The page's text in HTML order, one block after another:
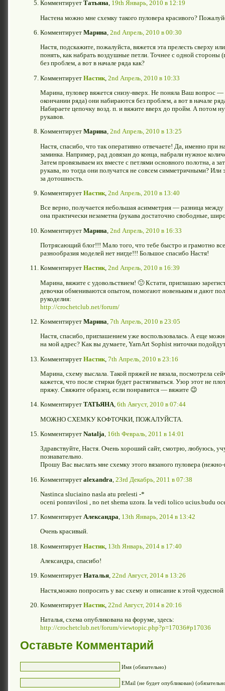
Комментирует Татьяна, 19th Январь, 2010 в 12:19
Настена можно мне схемку такого пуловера красивого?
Комментирует Марина 2nd Апрель, 2010 в 00:30
Настя, подскажите, пожалуйста, вяжется эта прелесть сверху
понять, как набрать воздушные петли. Точнее с одной стороны
без проблем, а вот в начале ряда как?
Комментирует Настик 2nd Апрель, 2010 в 10:33
Марина, пуловер вяжется снизу-вверх. Не поняла Ваш вопрос
окончании ряда) они набираются без проблем, а вот в начале
Набираете цепочку возд. п. и вяжите вверх до пройм. А потом
рукавов.
Комментирует Марина, 2nd Апрель, 2010 в 13:25
Настя, спасибо, что так оперативно отвечаете! Да, именно при
заминка. Например, рад довязан до конца, набрали нужное
Затем провязываем их вместе с петлями основного полотна, а
рукава, но тогда они получатся не совсем симметричными? Или
за дотошность.
Комментирует Настик 2nd Апрель, 2010 в 13:40
Все верно, получается небольшая асимметрия — разница
она практически незаметна (рукава достаточно свободные,
Комментирует Марина 2nd Апрель, 2010 в 16:33
Потрясающий блог!!! Мало того, что тебе быстро и грамотно все
разнообразия моделей нет нигде!!! Большое спасибо Настя!
Комментирует Настик, 2nd Апрель, 2010 в 16:39
Марина, вяжите с удовольствием! 🙂 Кстати, приглашаю
девочки обмениваются опытом, помогают новеньким и дают
рукоделия:
http://crochetclub.net/forum/
Комментирует Марина 7th Апрель, 2010 в 23:05
Настя, спасибо, приглашением уже воспользовалась. А еще
на мой адрес? Как вы думаете, YarnArt Sophist ниточки
Комментирует Настик 7th Апрель, 2010 в 23:16
Марина, схему выслала. Такой пряжей не вязала, посмотрела
кажется, что после стирки будет растягиваться. Узор этот не
пряжу. Свяжите образец, если понравится — вяжите 😉
Комментирует ТАТЬЯНА, 6th Август, 2010 в 07:44
МОЖНО СХЕМКУ КОФТОЧКИ, ПОЖАЛУЙСТА.
Комментирует Natalja 16th Февраль, 2011 в 14:01
Здравствуйте, Настя. Очень хороший сайт, смотрю, любуюсь,
познавательно.
Прошу Вас выслать мне схемку этого вязаного пуловера
Комментирует alexandra 23rd Декабрь, 2011 в 07:38
Nastinca sluciaino nasla atu prelesti -*
oceni ponravilosi , no net shema uzora. Ia vedi tolico ucius.budu
Комментирует Александра, 13th Январь, 2014 в 13:42
Очень красивый.
Комментирует Настик 13th Январь, 2014 в 17:40
Александра, спасибо!
Комментирует Наталья, 22nd Август, 2014 в 13:26
Настя,можно попросить у вас схему и описание к этой
Комментирует Настик, 22nd Август, 2014 в 20:16
Наталья, схема опубликована на форуме, здесь:
http://crochetclub.net/forum/viewtopic.php?p=17036#p17036
Оставьте Комментарий
Имя (обязательно)
EMail (не будет опубликован)